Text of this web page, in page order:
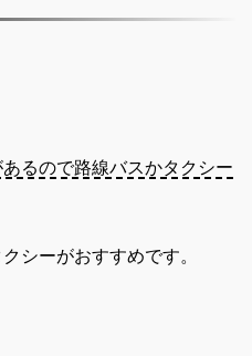
るので路線バスかタクシー
シーがおすすめです。